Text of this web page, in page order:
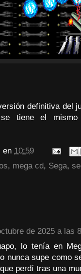
definitiva del
tiene el
en 10:59
, mega cd, Sega,
de 2025 a las
lo tenía en
nunca supe como
perdí tras una